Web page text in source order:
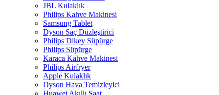
JBL Kulaklık
Philips Kahve Makinesi
Samsung Tablet
Dyson Saç Düzleştirici
Philips Dikey Süpürge
Philips Süpürge
Karaca Kahve Makinesi
Philips Airfryer
Apple Kulaklık
Dyson Hava Temizleyici